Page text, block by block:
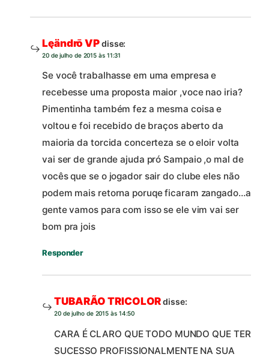
Lęändrō VPdisse:
20 de julho de 2015 às 11:31
Se você trabalhasse em uma empresa e
recebesse uma proposta maior ,voce nao iria?
Pimentinha também fez a mesma coisa e
voltou e foi recebido de braços aberto da
maioria da torcida concerteza se o eloir volta
vai ser de grande ajuda pró Sampaio ,o mal de
vocês que se o jogador sair do clube eles não
podem mais retorna poruqe ficaram zangado…a
gente vamos para com isso se ele vim vai ser
bom pra jois
Responder
TUBARÃO TRICOLORdisse:
20 de julho de 2015 às 14:50
CARA É CLARO QUE TODO MUNDO QUE TER
SUCESSO PROFISSIONALMENTE NA SUA